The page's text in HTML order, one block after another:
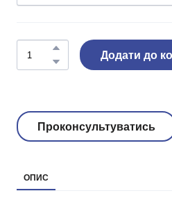
Додати до
Проконсультуватись
ОПИС